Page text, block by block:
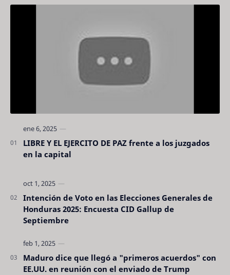
LIBRE Y EL EJERCITO DE PAZ frente a los juzgados
en la capital
Intención de Voto en las Elecciones Generales de
Honduras 2025: Encuesta CID Gallup de
Septiembre
Maduro dice que llegó a "primeros acuerdos" con
EE.UU. en reunión con el enviado de Trump